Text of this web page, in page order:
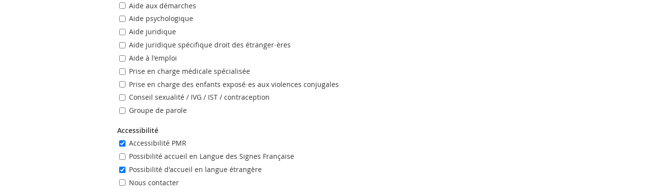
Aide aux démarches
Aide psychologique
Aide juridique
Aide juridique spécifique droit des étranger·ères
Aide à l'emploi
Prise en charge médicale spécialisée
Prise en charge des enfants exposé·es aux violences conjugales
Conseil sexualité / IVG / IST / contraception
Groupe de parole
Accessibilité
Accessibilité PMR
Possibilité accueil en Langue des Signes Française
Possibilité d'accueil en langue étrangère
Nous contacter